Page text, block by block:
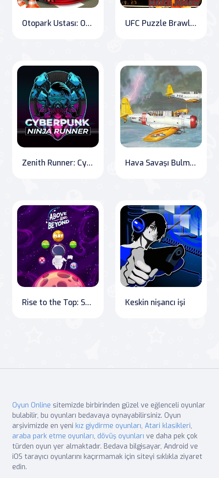
Otopark Ustası: Online Oyunlar Dünyası'nda eğlenceyi kesintisiz yaşayın! Otopark oyunlarına yeni bir bakış açısı getiren popüler mobil oyunun geri dönüşünü kaçırmayın! UFC Puzzle Brawl: Discover the Ultimate Fighting Match!
Zenith Runner: Cyber-Parkour Edition Hava Savaşı Bulmaca 2
Rise to the Top: Shield and Conquer Keskin nişancı işi
Oyun Online sitemizde birbirinden güzel ve eğlenceli oyunlar
bulabilir, bu oyunları bedavaya oynayabilirsiniz. Oyun
arşivimizde en yeni kız giydirme oyunları, Atari klasikleri,
araba park etme oyunları, dövüş oyunları ve daha pek çok
türden oyun yer almaktadır. Bedava bilgisayar, Android ve
iOS tarayıcı oyunlarını kaçırmamak için siteyi sıklıkla ziyaret
edin.